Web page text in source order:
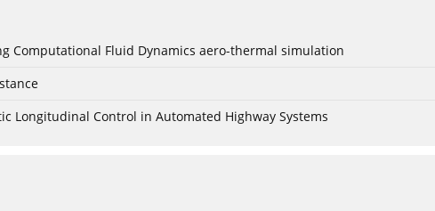
Computational Fluid Dynamics aero-thermal simulation
Longitudinal Control in Automated Highway Systems